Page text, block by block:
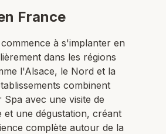
France
à s'implanter en
dans les régions
l'Alsace, le Nord et la
combinent
avec une visite de
et une dégustation, créant
complète autour de la